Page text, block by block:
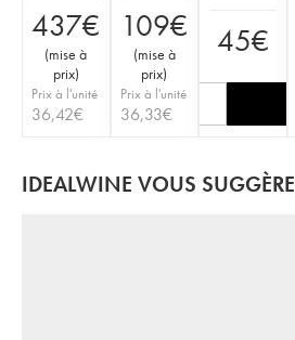
437€
(mise à
prix)
Prix à l'unité
36,42€
109€
(mise à
prix)
Prix à l'unité
36,33€
45€
IDEALWINE VOUS SUGGÈRE